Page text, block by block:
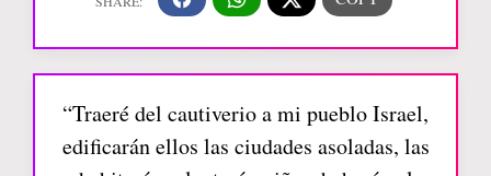
“Traeré del cautiverio a mi pueblo Israel,
edificarán ellos las ciudades asoladas, las